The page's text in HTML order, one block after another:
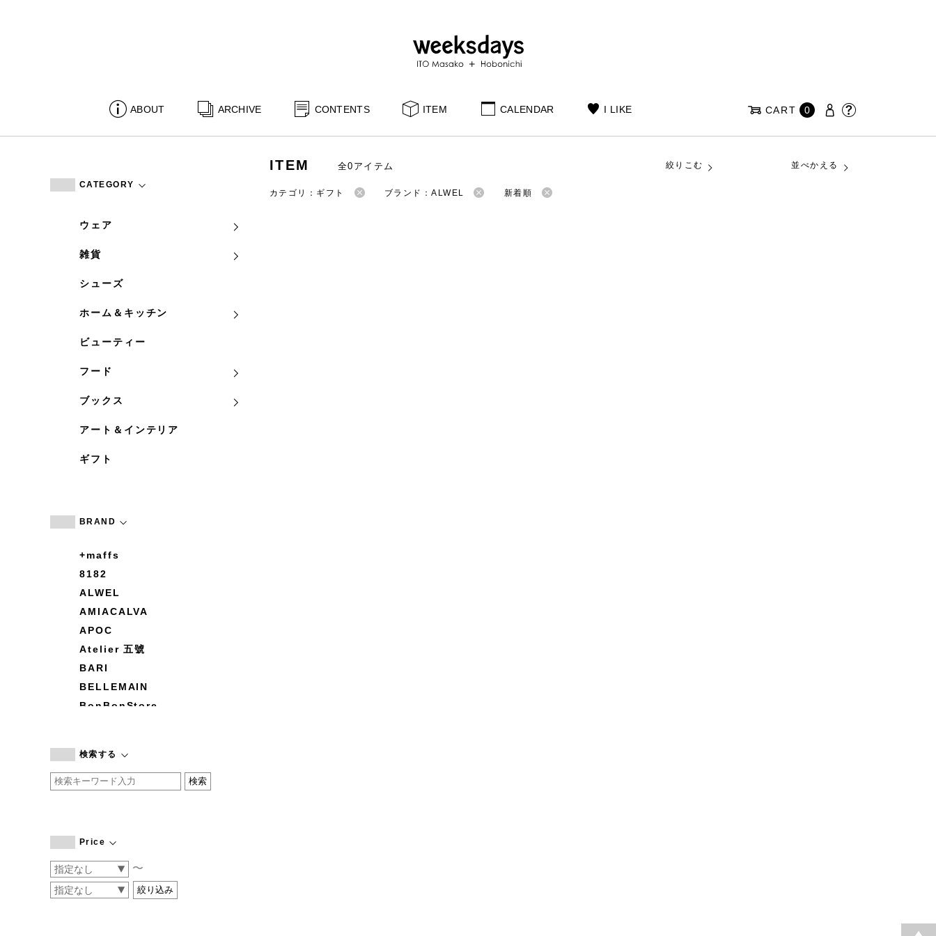
ABOUT ARCHIVE CONTENTS ITEM CALENDAR I LIKE CART 0
CATEGORY
ウェア
雑貨
シューズ
ホーム＆キッチン
ビューティー
フード
ブックス
アート＆インテリア
ギフト
BRAND
+maffs
8182
ALWEL
AMIACALVA
APOC
Atelier 五號
BARI
BELLEMAIN
BonBonStore
by basics
CATWORTH
COGTHEBIGSMOKE
CONVERSE
DEAN & DELUCA
検索する
Price
〜
ITEM 全0アイテム 絞りこむ 並べかえる
カテゴリ：ギフト ブランド：ALWEL 新着順